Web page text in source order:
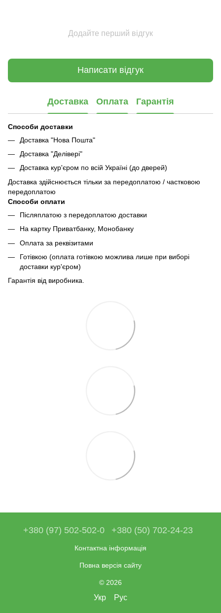
Додайте перший відгук
Написати відгук
Доставка Оплата Гарантія
Способи доставки
Доставка "Нова Пошта"
Доставка "Делівері"
Доставка кур'єром по всій Україні (до дверей)
Доставка здійснюється тільки за передоплатою / частковою
передоплатою
Способи оплати
Післяплатою з передоплатою доставки
На картку Приватбанку, Монобанку
Оплата за реквізитами
Готівкою (оплата готівкою можлива лише при виборі
доставки кур'єром)
Гарантія від виробника.
+380 (97) 502-502-0 +380 (50) 702-24-23
Контактна інформація
Повна версія сайту
© 2026
Укр Рус